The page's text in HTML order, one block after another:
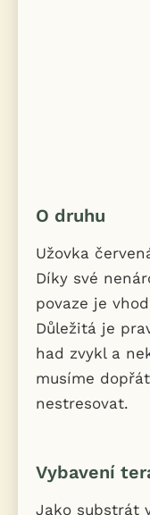
O druhu
Užovka
Díky své
povaze je
Důležitá je
had zvykl a
musíme
nestresovat.
Vybavení
Jako substrát